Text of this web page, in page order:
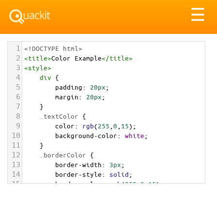
☰
1 <!DOCTYPE html>
2 <title>Color Example</title>
3 <style>
4 div {
5 padding: 20px;
6 margin: 20px;
7 }
8 .textColor {
9 color: rgb(255 0 15);
10 background-color: white;
11 }
12 .borderColor {
13 border-width: 3px;
14 border-style: solid;
15 border-color: rgb(255,0,15);